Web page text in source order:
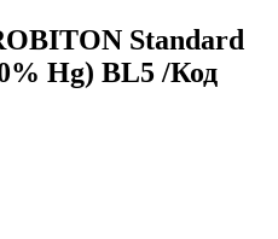
Standard
Hg) BL5 /Код